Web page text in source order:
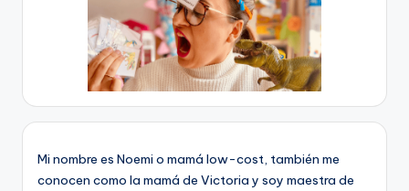
Mi nombre es Noemi o mamá low-cost, también me
conocen como la mamá de Victoria y soy maestra de